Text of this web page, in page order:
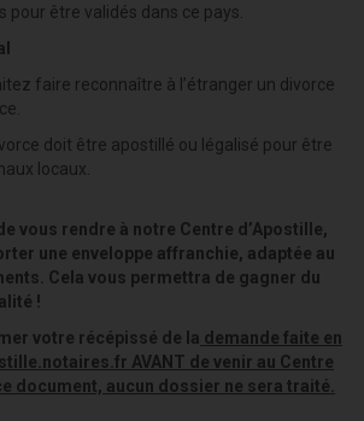
pour être validés dans ce pays.
faire reconnaître à l’étranger un divorce
doit être apostillé ou légalisé pour être
locaux.
vous rendre à notre Centre d’Apostille,
une enveloppe affranchie, adaptée au
Cela vous permettra de gagner du
!
votre récépissé de la demande faite en
AVANT de venir au Centre
document, aucun dossier ne sera traité.